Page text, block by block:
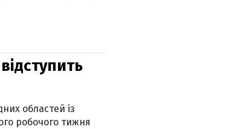
областей із
робочого тижня